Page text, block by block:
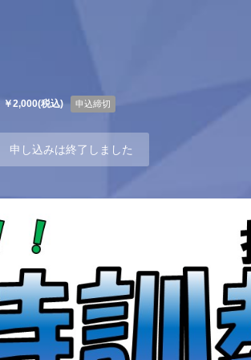
￥2,000(税込) 申込締切
申し込みは終了しました